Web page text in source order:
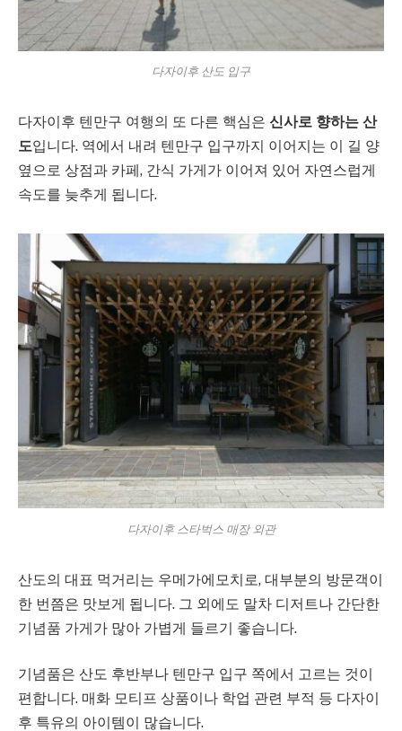
다자이후 산도 입구
다자이후 텐만구 여행의 또 다른 핵심은 신사로 향하는 산
도입니다. 역에서 내려 텐만구 입구까지 이어지는 이 길 양
옆으로 상점과 카페, 간식 가게가 이어져 있어 자연스럽게
속도를 늦추게 됩니다.
다자이후 스타벅스 매장 외관
산도의 대표 먹거리는 우메가에모치로, 대부분의 방문객이
한 번쯤은 맛보게 됩니다. 그 외에도 말차 디저트나 간단한
기념품 가게가 많아 가볍게 들르기 좋습니다.
기념품은 산도 후반부나 텐만구 입구 쪽에서 고르는 것이
편합니다. 매화 모티프 상품이나 학업 관련 부적 등 다자이
후 특유의 아이템이 많습니다.